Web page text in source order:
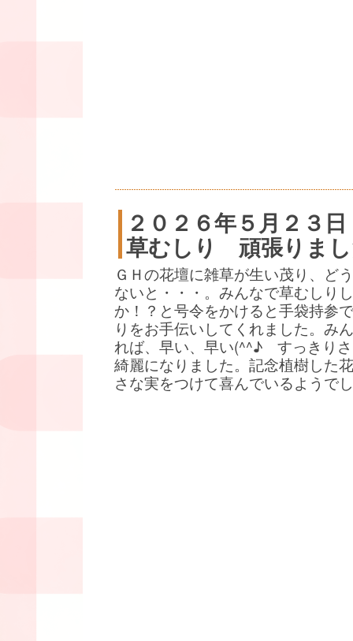
２０２６年５月２３日
草むしり 頑張りま
ＧＨの花壇に雑草が生い茂り、ど
ないと・・・。みんなで草むしり
か！？と号令をかけると手袋持参
りをお手伝いしてくれました。み
れば、早い、早い(^^♪ すっきり
綺麗になりました。記念植樹した
さな実をつけて喜んでいるようで